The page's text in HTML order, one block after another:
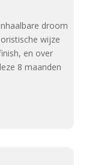
droom
wijze
en over
8 maanden